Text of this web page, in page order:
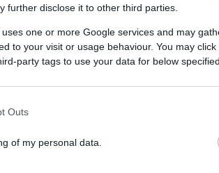
further disclose it to other third parties.
one or more Google services and may
to your visit or usage behaviour. You may
party tags to use your data for below
Outs
of my personal data.
valami fontos történik, és nem fél
Riportútjai során járt Kínában, az
hatalom többek között Kischt is
A nácizmus időszaka alatt
gondolkodók, írók munkái Drezdában
német lapokban, hogy hírül adja a
polgárháború főbb eseményeinél